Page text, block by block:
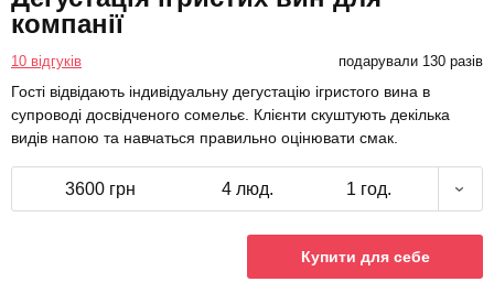
компанії
10 відгуків подарували 130 разів
Гості відвідають індивідуальну дегустацію ігристого вина в
супроводі досвідченого сомельє. Клієнти скуштують декілька
видів напою та навчаться правильно оцінювати смак.
3600 грн 4 люд. 1 год.
Купити для себе